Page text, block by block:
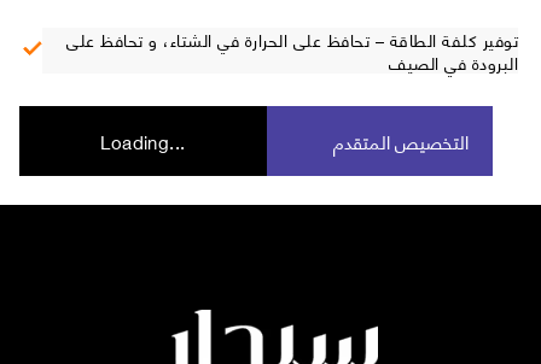
توفير كلفة الطاقة – تحافظ على الحرارة في الشتاء، و تحافظ على
البرودة في الصيف
Loading... التخصيص المتقدم